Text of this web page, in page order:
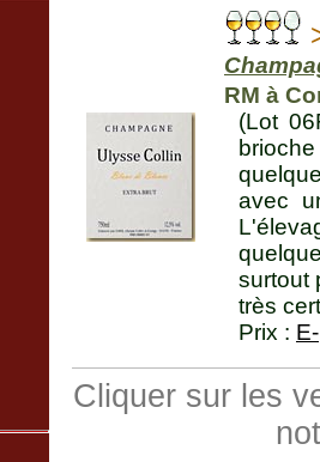
RM à
(Lot
avec
surtout
très
Prix : E-
Cliquer sur les